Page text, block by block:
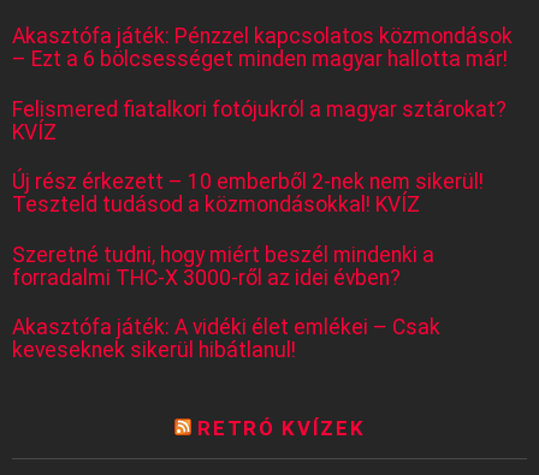
Akasztófa játék: Pénzzel kapcsolatos közmondások
– Ezt a 6 bölcsességet minden magyar hallotta már!
Felismered fiatalkori fotójukról a magyar sztárokat?
KVÍZ
Új rész érkezett – 10 emberből 2-nek nem sikerül!
Teszteld tudásod a közmondásokkal! KVÍZ
Szeretné tudni, hogy miért beszél mindenki a
forradalmi THC-X 3000-ről az idei évben?
Akasztófa játék: A vidéki élet emlékei – Csak
keveseknek sikerül hibátlanul!
RETRÓ KVÍZEK